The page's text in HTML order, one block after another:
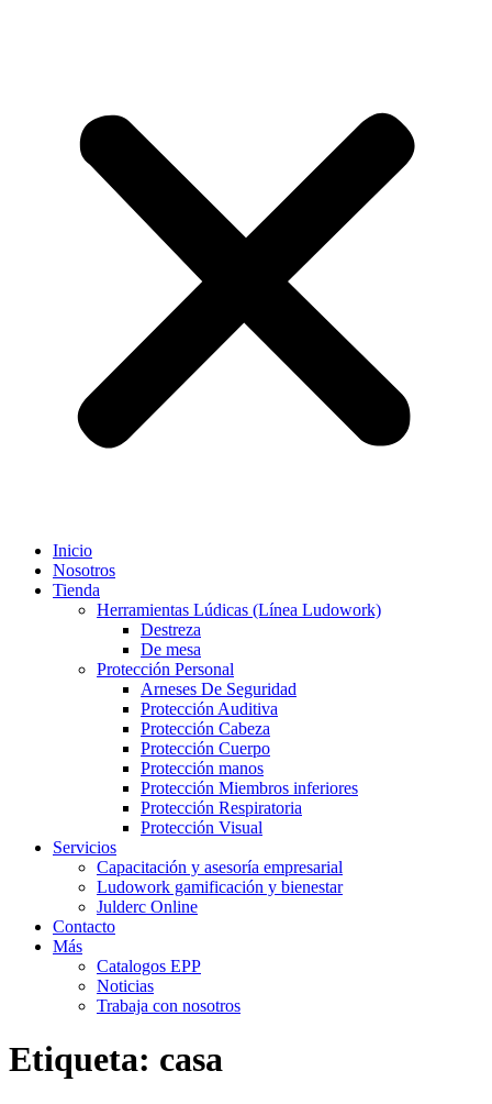
Inicio
Nosotros
Tienda
Herramientas Lúdicas (Línea Ludowork)
Destreza
De mesa
Protección Personal
Arneses De Seguridad
Protección Auditiva
Protección Cabeza
Protección Cuerpo
Protección manos
Protección Miembros inferiores
Protección Respiratoria
Protección Visual
Servicios
Capacitación y asesoría empresarial
Ludowork gamificación y bienestar
Julderc Online
Contacto
Más
Catalogos EPP
Noticias
Trabaja con nosotros
Etiqueta: casa